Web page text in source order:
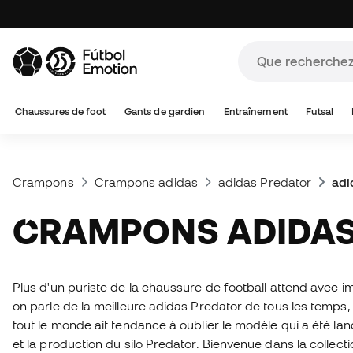
Chaussures de foot Gants de gardien Entraînement Futsal
Crampons Crampons adidas adidas Predator
CRAMPONS
Plus d'un puriste de la chaussure de football attend avec
on parle de la meilleure adidas Predator de tous les
tout le monde ait tendance à oublier le modèle qui a été
et la production du silo Predator. Bienvenue dans la